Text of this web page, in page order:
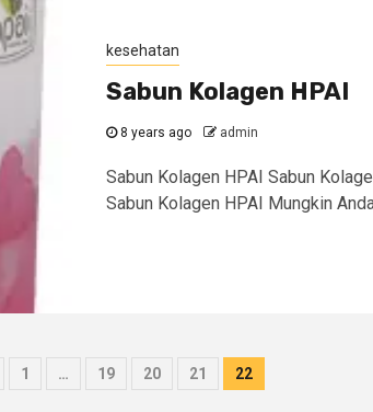
kesehatan
Sabun Kolagen HPAI
8 years ago admin
Sabun Kolagen HPAI Sabun
Sabun Kolagen HPAI Mungkin
1 … 19 20 21 22